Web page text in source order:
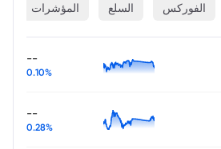
الفوركس السلع المؤشرات
--
0.10%
--
0.28%